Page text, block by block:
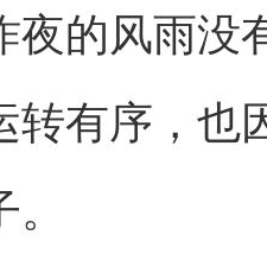
风雨没有
转有序，也